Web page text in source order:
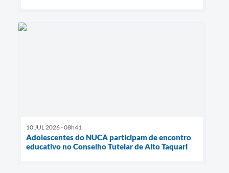
10 JUL 2026 - 08h41
Adolescentes do NUCA participam de encontro
educativo no Conselho Tutelar de Alto Taquari